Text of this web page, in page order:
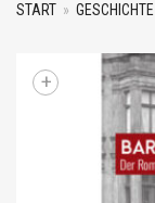
START » GESCHICHTE
+